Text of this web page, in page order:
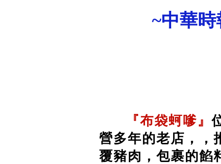
~中華
『布袋蚵嗲』
營多年的老店，，
覆豬肉，包裹的餡